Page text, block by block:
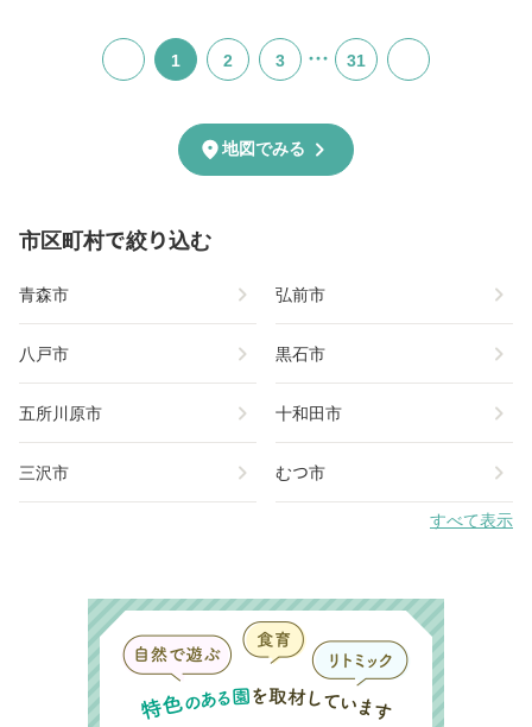
1 2 3 … 31
location_on地図でみる chevron_right
市区町村で絞り込む
青森市 chevron_right 弘前市 chevron_right
八戸市 chevron_right 黒石市 chevron_right
五所川原市 chevron_right 十和田市 chevron_right
三沢市 chevron_right むつ市 chevron_right
すべて表示